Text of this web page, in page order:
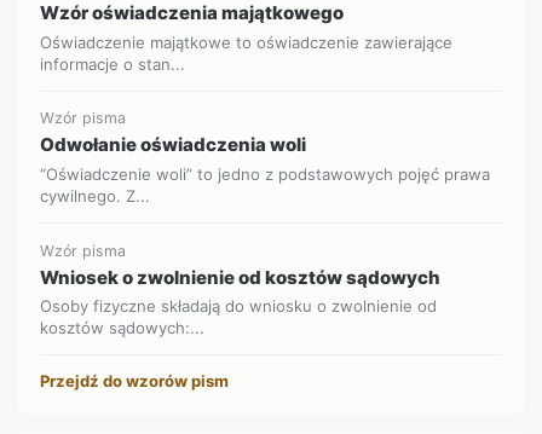
Wzór oświadczenia majątkowego
Oświadczenie majątkowe to oświadczenie zawierające
informacje o stan...
Wzór pisma
Odwołanie oświadczenia woli
“Oświadczenie woli” to jedno z podstawowych pojęć prawa
cywilnego. Z...
Wzór pisma
Wniosek o zwolnienie od kosztów sądowych
Osoby fizyczne składają do wniosku o zwolnienie od
kosztów sądowych:...
Przejdź do wzorów pism